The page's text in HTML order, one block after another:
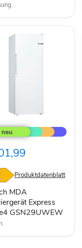
Produktdatenblatt
MDA
Express
GSN29UWEW